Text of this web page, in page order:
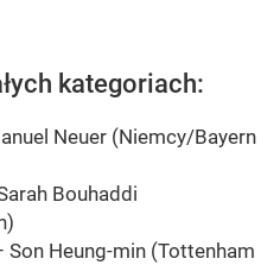
kategoriach:
Neuer (Niemcy/Bayern
Bouhaddi
Heung-min (Tottenham